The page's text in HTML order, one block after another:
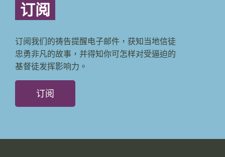
订阅
订阅我们的祷告提醒电子邮件，获知当地信徒
忠勇非凡的故事，并得知你可怎样对受逼迫的
基督徒发挥影响力。
订阅